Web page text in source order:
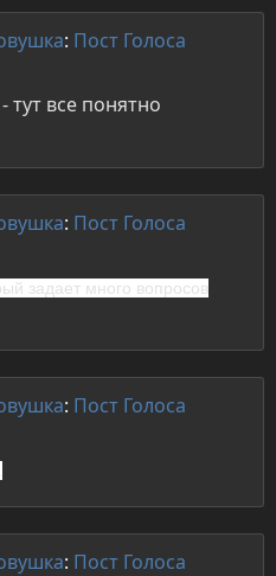
: Пост Голоса
все понятно
: Пост Голоса
задает много вопросов
: Пост Голоса
: Пост Голоса